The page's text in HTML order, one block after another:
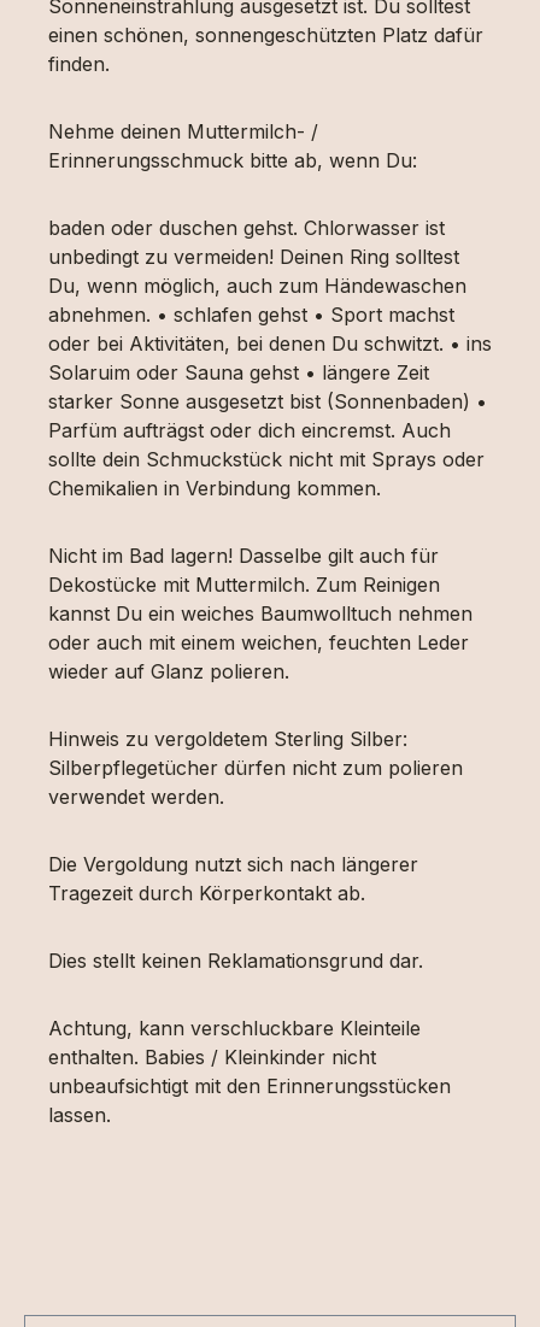
Sonneneinstrahlung ausgesetzt ist. Du solltest
einen schönen, sonnengeschützten Platz dafür
finden.
Nehme deinen Muttermilch- /
Erinnerungsschmuck bitte ab, wenn Du:
baden oder duschen gehst. Chlorwasser ist
unbedingt zu vermeiden! Deinen Ring solltest
Du, wenn möglich, auch zum Händewaschen
abnehmen. • schlafen gehst • Sport machst
oder bei Aktivitäten, bei denen Du schwitzt. • ins
Solaruim oder Sauna gehst • längere Zeit
starker Sonne ausgesetzt bist (Sonnenbaden) •
Parfüm aufträgst oder dich eincremst. Auch
sollte dein Schmuckstück nicht mit Sprays oder
Chemikalien in Verbindung kommen.
Nicht im Bad lagern! Dasselbe gilt auch für
Dekostücke mit Muttermilch. Zum Reinigen
kannst Du ein weiches Baumwolltuch nehmen
oder auch mit einem weichen, feuchten Leder
wieder auf Glanz polieren.
Hinweis zu vergoldetem Sterling Silber:
Silberpflegetücher dürfen nicht zum polieren
verwendet werden.
Die Vergoldung nutzt sich nach längerer
Tragezeit durch Körperkontakt ab.
Dies stellt keinen Reklamationsgrund dar.
Achtung, kann verschluckbare Kleinteile
enthalten. Babies / Kleinkinder nicht
unbeaufsichtigt mit den Erinnerungsstücken
lassen.